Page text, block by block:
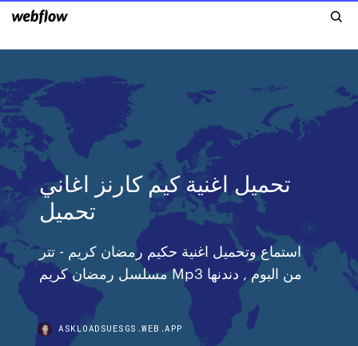
تحميل اغنية كيم كارنز اغاني
تحميل
استماع وتحميل اغنية حكيم رمضان كريم - تتر
مسلسل رمضان كريم Mp3 من البوم , دندنها
ASKLOADSUESGS.WEB.APP